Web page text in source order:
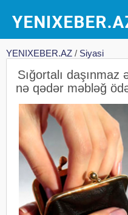
YENIXEBER.AZ / Siyasi
Sığortalı
nə qədər məbləğ